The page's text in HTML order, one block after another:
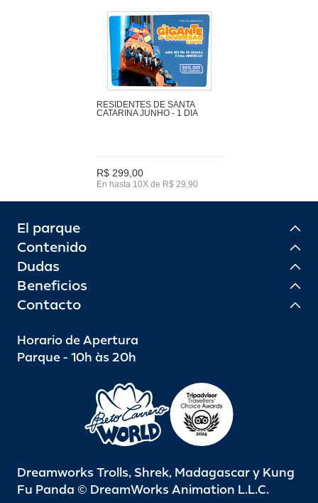
RESIDENTES DE SANTA
CATARINA JUNHO - 1 DIA
R$ 299,00
En hasta 10X de R$ 29,90
El parque
Contenido
Dudas
Beneficios
Contacto
Horario de Apertura
Parque - 10h às 20h
Dreamworks Trolls, Shrek, Madagascar y Kung
Fu Panda © DreamWorks Animation L.L.C.